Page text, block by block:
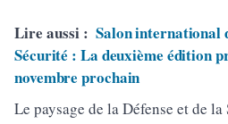
Lire aussi : Salon international
Sécurité : La deuxième édition
novembre prochain
Le paysage de la Défense et de